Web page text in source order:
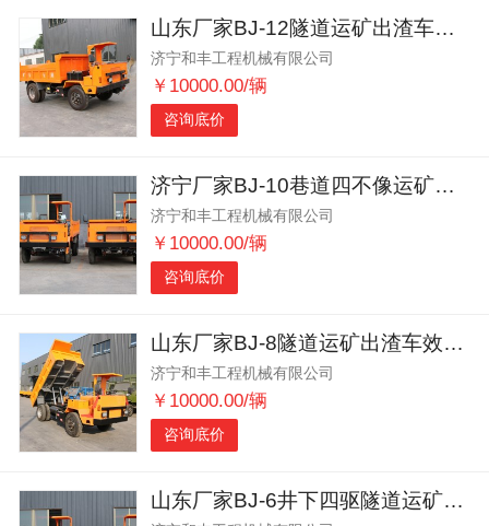
山东厂家BJ-12隧道运矿出渣车适应性强
济宁和丰工程机械有限公司
￥10000.00/辆
咨询底价
济宁厂家BJ-10巷道四不像运矿出渣车大马力
济宁和丰工程机械有限公司
￥10000.00/辆
咨询底价
山东厂家BJ-8隧道运矿出渣车效率高
济宁和丰工程机械有限公司
￥10000.00/辆
咨询底价
山东厂家BJ-6井下四驱隧道运矿车动力强劲